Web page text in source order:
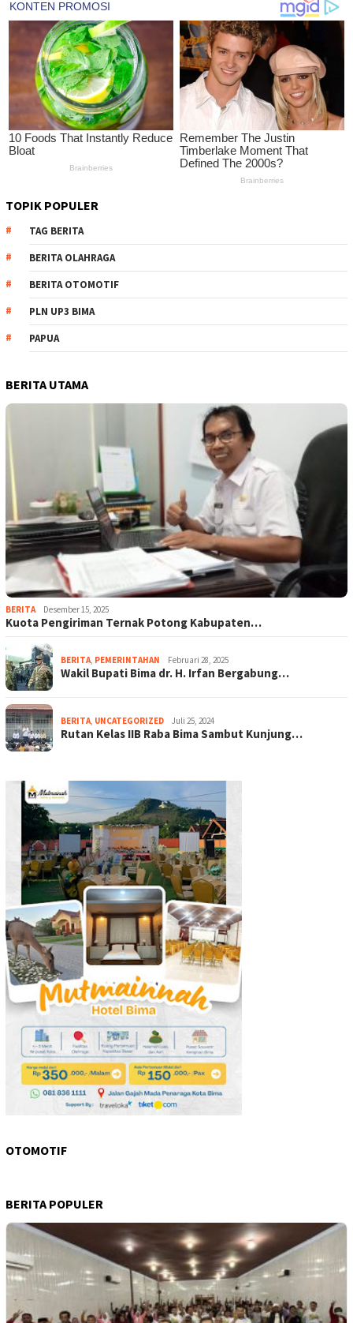
TOPIK POPULER
TAG BERITA
BERITA OLAHRAGA
BERITA OTOMOTIF
PLN UP3 BIMA
PAPUA
BERITA UTAMA
BERITA Desember 15, 2025
Kuota Pengiriman Ternak Potong Kabupaten…
BERITA, PEMERINTAHAN Februari 28, 2025
Wakil Bupati Bima dr. H. Irfan Bergabung…
BERITA, UNCATEGORIZED Juli 25, 2024
Rutan Kelas IIB Raba Bima Sambut Kunjung…
OTOMOTIF
BERITA POPULER